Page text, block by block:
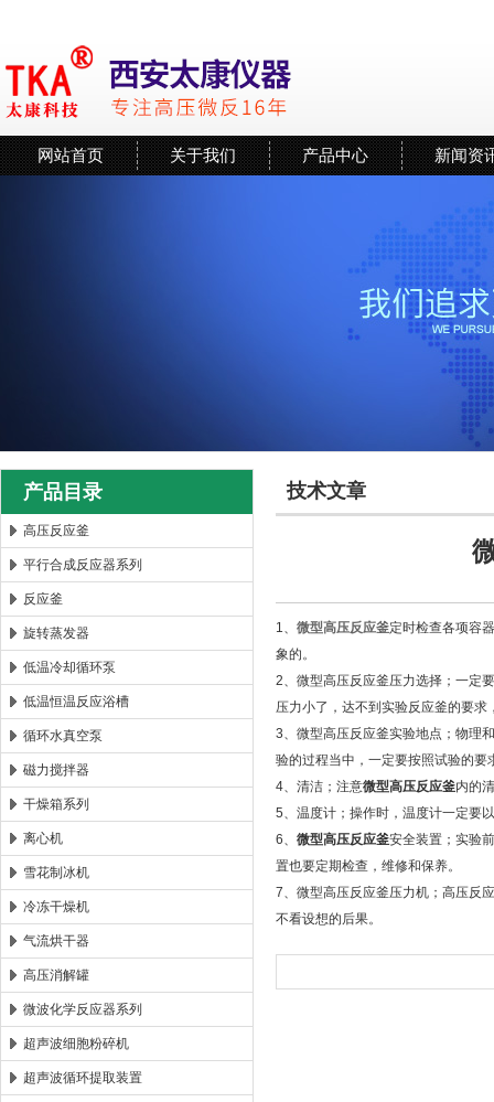
西安太康生物科技有限公司
网站首页 关于我们 产品中心 新闻资
产品目录
高压反应釜
平行合成反应器系列
反应釜
旋转蒸发器
低温冷却循环泵
低温恒温反应浴槽
循环水真空泵
磁力搅拌器
干燥箱系列
离心机
雪花制冰机
冷冻干燥机
气流烘干器
高压消解罐
微波化学反应器系列
超声波细胞粉碎机
超声波循环提取装置
技术文章
1、 微型高压反应釜定时检查各项容
象的。
2、微型高压反应釜压力选择；一定
压力小了，达不到实验反应釜的要
3、微型高压反应釜实验地点；物理
验的过程当中，一定要按照试验的要
4、清洁；注意微型高压反应釜内的
5、温度计；操作时，温度计一定要
6、 微型高压反应釜安全装置；实验
置也要定期检查，维修和保养。
7、微型高压反应釜压力机；高压反
不看设想的后果。